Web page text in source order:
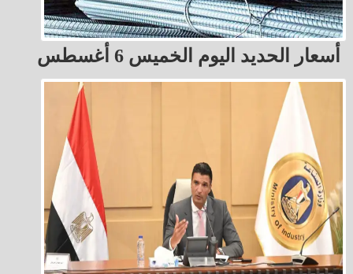
أسعار الحديد اليوم الخميس 6 أغسطس